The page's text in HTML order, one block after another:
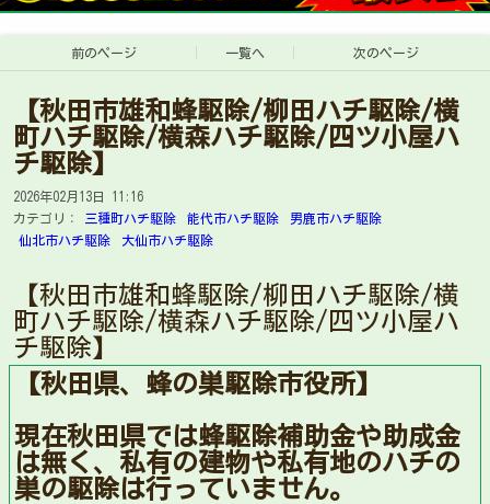
前のページ 一覧へ 次のページ
【秋田市雄和蜂駆除/柳田ハチ駆除/横
町ハチ駆除/横森ハチ駆除/四ツ小屋ハ
チ駆除】
2026年02月13日 11:16
カテゴリ：
三種町ハチ駆除 能代市ハチ駆除
男鹿市ハチ駆除
仙北市ハチ駆除
大仙市ハチ駆除
【秋田市雄和蜂駆除/柳田ハチ駆除/横
町ハチ駆除/横森ハチ駆除/四ツ小屋ハ
チ駆除】
【秋田県、蜂の巣駆除市役所】
現在秋田県では蜂駆除補助金や助成金
は無く、私有の建物や私有地のハチの
巣の駆除は行っていません。